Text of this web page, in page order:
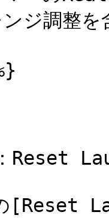
ジ調整
Reset
[Reset